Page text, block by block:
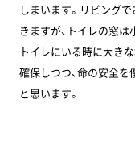
しまいます。リビング
きますが、トイレの窓
トイレにいる時に大き
確保しつつ、命の安全
と思います。